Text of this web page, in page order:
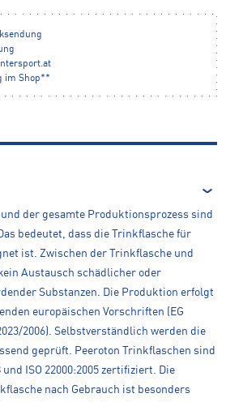
im Shop**
der gesamte Produktionsprozess sind
bedeutet, dass die Trinkflasche für
ist. Zwischen der Trinkflasche und
Austausch schädlicher oder
Substanzen. Die Produktion erfolgt
europäischen Vorschriften (EG
2006). Selbstverständlich werden die
geprüft. Peeroton Trinkflaschen sind
und ISO 22000:2005 zertifiziert. Die
nach Gebrauch ist besonders